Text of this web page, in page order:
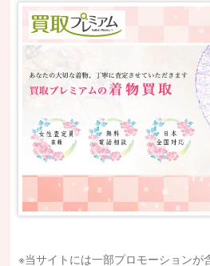
※当サイトには一部プロモーションが